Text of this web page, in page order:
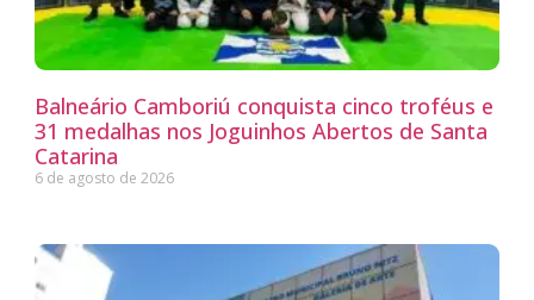
Balneário Camboriú conquista cinco troféus e
31 medalhas nos Joguinhos Abertos de Santa
Catarina
6 de agosto de 2026